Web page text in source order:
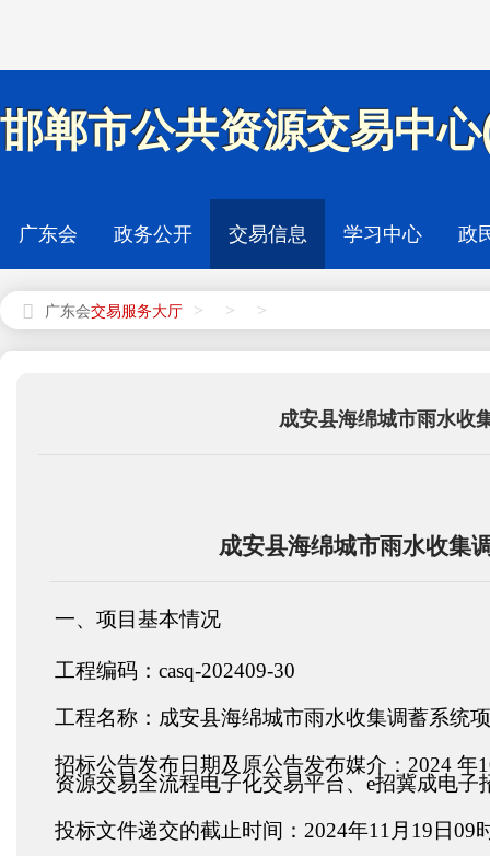
邯郸市公共资源交易中
广东会 政务公开 交易信息 学习中心 政
广东会 > > >
成安县海绵城市雨水收
成安县海绵城市雨水收集
一、项目基本情况
工程编码： casq-202409-30
工程名称：成安县海绵城市雨水收集调蓄系统
招标公告发布日期及原公告发布媒介： 2024 年
资源交易全流程电子化交易平台、e招冀成电子
投标文件递交的截止时间： 2024年11月 19 日09